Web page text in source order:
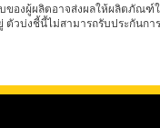
บของผู้ผลิตอาจส่งผลให้ผลิตภั
ตัวบ่งชี้นี้ไม่สามารถรับประกันก